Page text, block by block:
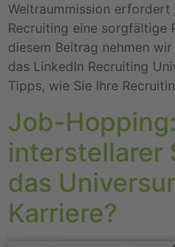
Weltraummission erfordert
Recruiting eine sorgfältige
diesem Beitrag nehmen
das LinkedIn Recruiting
Tipps, wie Sie Ihre
Job-
interstellarer
das
Karriere?